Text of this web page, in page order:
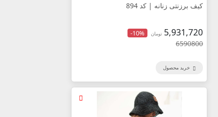
کیف برزنتی زنانه | کد 894
5,931,720 تومان -10%
6590800
خرید محصول